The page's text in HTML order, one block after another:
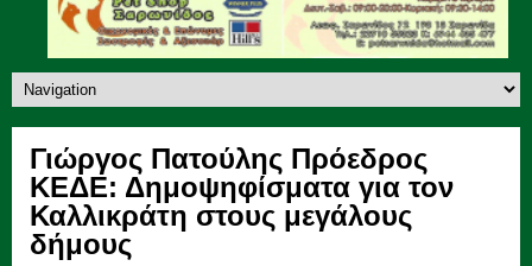
Γιώργος Πατούλης Πρόεδρος
ΚΕΔΕ: Δημοψηφίσματα για τον
Καλλικράτη στους μεγάλους
δήμους